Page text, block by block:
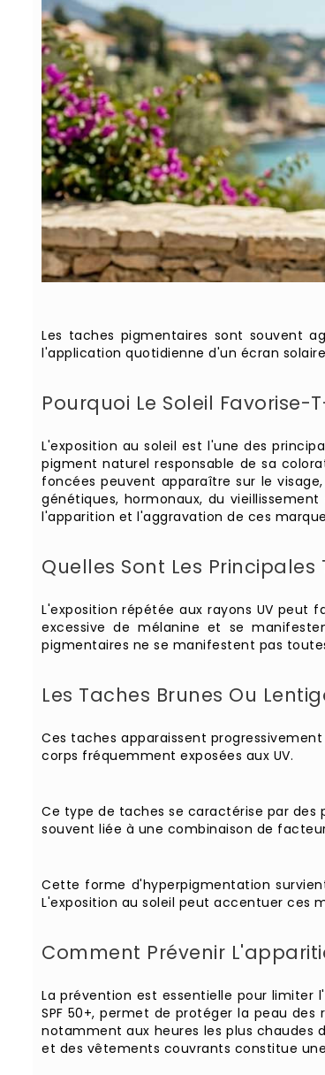
Les taches pigmentaires sont souvent
l'application quotidienne d'un écran
Pourquoi Le Soleil
L'exposition au soleil est l'une des
pigment naturel responsable de sa
foncées peuvent apparaître sur le
génétiques, hormonaux, du
l'apparition et l'aggravation de ces
Quelles Sont Les
L'exposition répétée aux rayons UV
excessive de mélanine et se
pigmentaires ne se manifestent pas
Les Taches Brunes Ou
Ces taches apparaissent
corps fréquemment exposées aux UV.
Ce type de taches se caractérise par des
souvent liée à une combinaison de
Cette forme d'hyperpigmentation
L'exposition au soleil peut accentuer ces
Comment Prévenir
La prévention est essentielle pour
SPF 50+, permet de protéger la peau
notamment aux heures les plus chaudes
et des vêtements couvrants constitue